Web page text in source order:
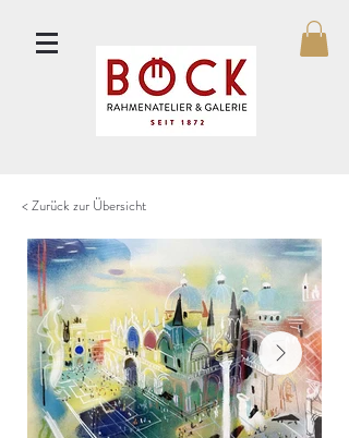
< Zurück zur Übersicht